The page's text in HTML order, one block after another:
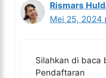
Rismars
Mei 25, 2024
Silahkan di baca
Pendaftaran